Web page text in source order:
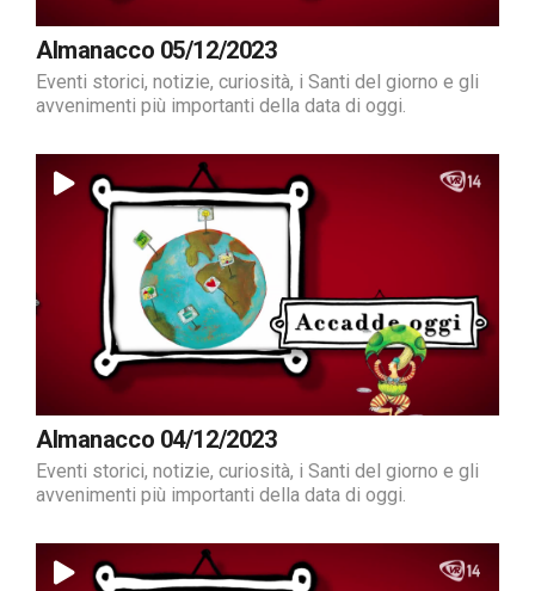
Almanacco 05/12/2023
Eventi storici, notizie, curiosità, i Santi del giorno e gli
avvenimenti più importanti della data di oggi.
Almanacco 04/12/2023
Eventi storici, notizie, curiosità, i Santi del giorno e gli
avvenimenti più importanti della data di oggi.